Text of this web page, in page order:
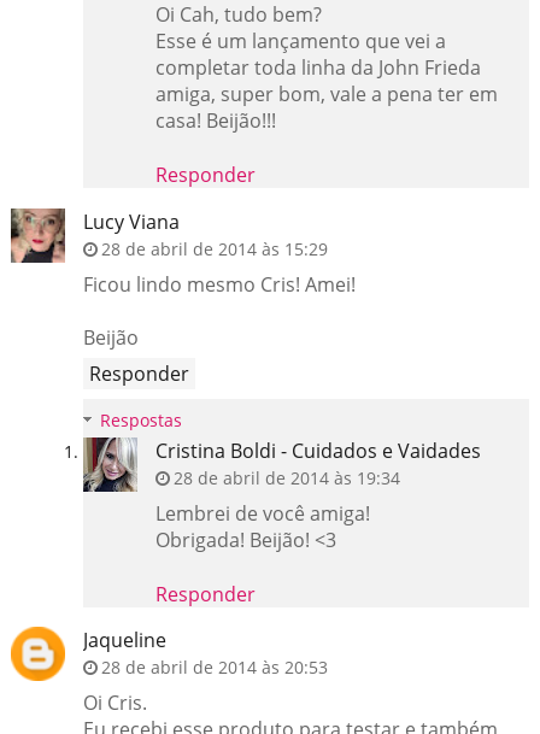
Oi Cah, tudo bem?
Esse é um lançamento que vei a
completar toda linha da John Frieda
amiga, super bom, vale a pena ter em
casa! Beijão!!!
Responder
Lucy Viana
28 de abril de 2014 às 15:29
Ficou lindo mesmo Cris! Amei!
Beijão
Responder
Respostas
Cristina Boldi - Cuidados e Vaidades
28 de abril de 2014 às 19:34
Lembrei de você amiga!
Obrigada! Beijão! <3
Responder
Jaqueline
28 de abril de 2014 às 20:53
Oi Cris.